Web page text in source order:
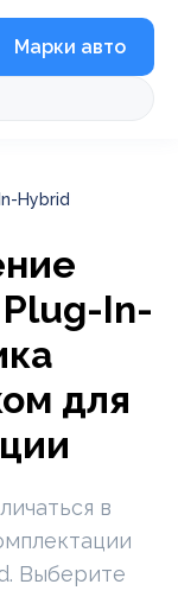
Марки авто
Hybrid
In-
для
в
Выберите